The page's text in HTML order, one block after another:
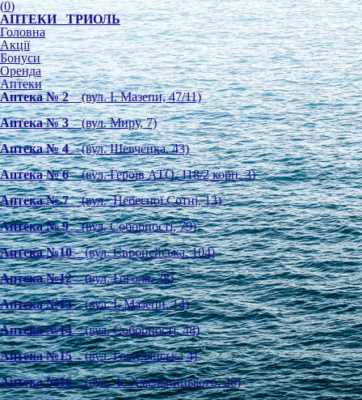
(0)
АПТЕКИ ТРИОЛЬ
Головна
Акції
Бонуси
Оренда
Аптеки
Аптека № 2 (вул. І. Мазепи, 47/11)
Аптека № 3 (вул. Миру, 7)
Аптека № 4 (вул. Шевченка, 43)
Аптека № 6 (вул. Героїв АТО, 118/2 корп. 3)
Аптека № 7 (вул. Небесної Сотні, 13)
Аптека № 9 (вул. Соборності, 79)
Аптека №10 (вул. Європейська, 104)
Аптека №12 (вул. Гоголя, 38)
Аптека №13 (вул. І. Мазепи, 14)
Аптека №14 (вул. Соборності, 48)
Аптека №15 (вул. Гожулянська 4)
Аптека №16 (вул. Б. Хмельницького, 28)